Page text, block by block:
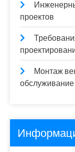
проектов
Монтаж
обслуживание